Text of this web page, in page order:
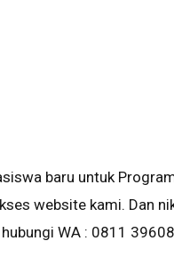
baru untuk
website kami. Dan
WA : 0811